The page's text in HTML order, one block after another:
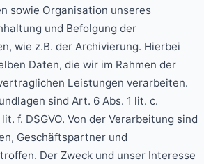
sowie Organisation unseres
und Befolgung der
wie z.B. der Archivierung. Hierbei
Daten, die wir im Rahmen der
Leistungen verarbeiten.
sind Art. 6 Abs. 1 lit. c.
lit. f. DSGVO. Von der Verarbeitung sind
Geschäftspartner und
Der Zweck und unser Interesse